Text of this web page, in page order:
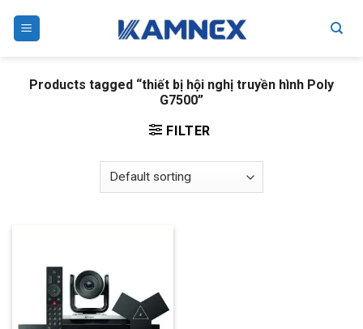
Products tagged “thiết bị hội nghị truyền hình Poly
G7500”
FILTER